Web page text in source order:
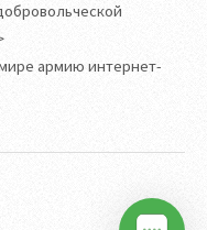
армию интернет-